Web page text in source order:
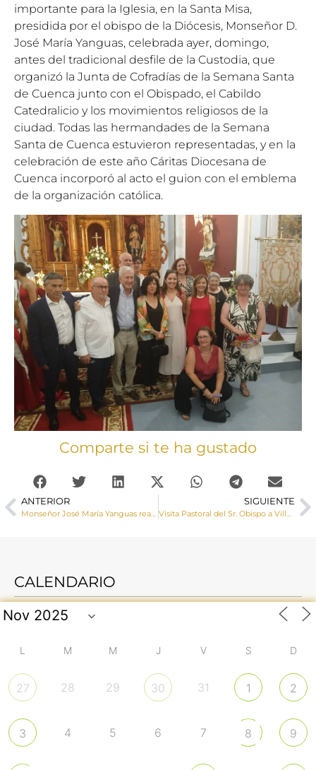
importante para la Iglesia, en la Santa Misa,
presidida por el obispo de la Diócesis, Monseñor D.
José María Yanguas, celebrada ayer, domingo,
antes del tradicional desfile de la Custodia, que
organizó la Junta de Cofradías de la Semana Santa
de Cuenca junto con el Obispado, el Cabildo
Catedralicio y los movimientos religiosos de la
ciudad. Todas las hermandades de la Semana
Santa de Cuenca estuvieron representadas, y en la
celebración de este año Cáritas Diocesana de
Cuenca incorporó al acto el guion con el emblema
de la organización católica.
Comparte si te ha gustado
ANTERIOR
Monseñor José María Yanguas realiza una Visita Pastoral a la parroquia de Hontanaya
SIGUIENTE
Visita Pastoral del Sr. Obispo a Villamayor de Santiago
CALENDARIO
L M M J V S D
27 28 29 30 31 1 2
3 4 5 6 7 8 9